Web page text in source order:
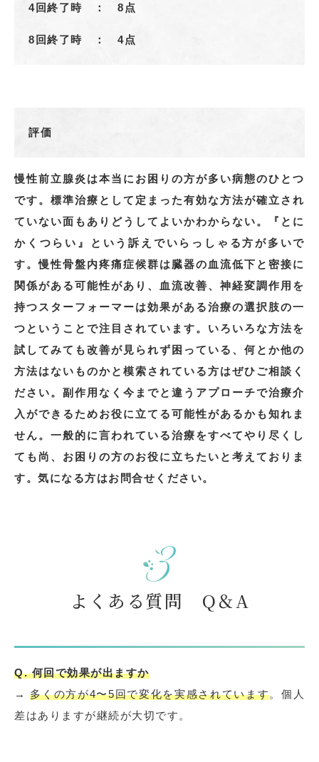
4回終了時 ： 8点
8回終了時 ： 4点
評価
慢性前立腺炎は本当にお困りの方が多い病態のひとつ
です。標準治療として定まった有効な方法が確立され
ていない面もありどうしてよいかわからない。『とに
かくつらい』という訴えでいらっしゃる方が多いで
す。慢性骨盤内疼痛症候群は臓器の血流低下と密接に
関係がある可能性があり、血流改善、神経変調作用を
持つスターフォーマーは効果がある治療の選択肢の一
つということで注目されています。いろいろな方法を
試してみても改善が見られず困っている、何とか他の
方法はないものかと模索されている方はぜひご相談く
ださい。副作用なく今までと違うアプローチで治療介
入ができるためお役に立てる可能性があるかも知れま
せん。一般的に言われている治療をすべてやり尽くし
ても尚、お困りの方のお役に立ちたいと考えておりま
す。気になる方はお問合せください。
よくある質問 Q＆A
Q. 何回で効果が出ますか
→多くの方が4〜5回で変化を実感されています。個人
差はありますが継続が大切です。